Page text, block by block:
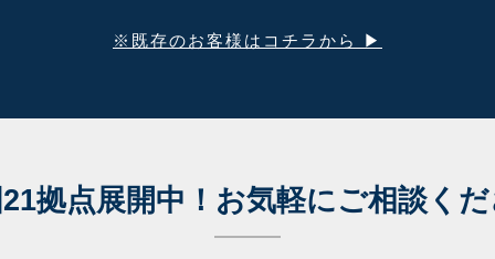
※既存のお客様はコチラから ▶
拠点展開中！ お気軽にご相談く